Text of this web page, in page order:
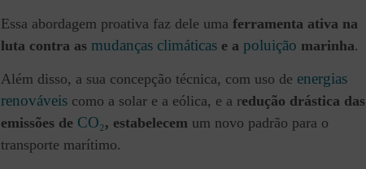
Essa abordagem proativa faz dele uma ferramenta ativa na
luta contra as mudanças climáticas e a poluição marinha.
Além disso, a sua concepção técnica, com uso de energias
renováveis como a solar e a eólica, e a redução drástica das
emissões de CO₂, estabelecem um novo padrão para o
transporte marítimo.